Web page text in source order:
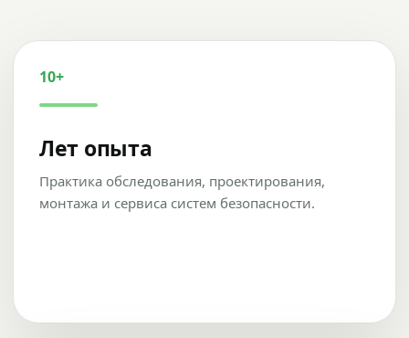
10+
Лет опыта
Практика обследования, проектирования,
монтажа и сервиса систем безопасности.